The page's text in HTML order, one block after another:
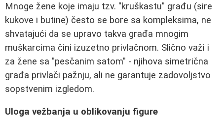
Mnoge žene koje imaju tzv. "kruškastu" građu (sire
kukove i butine) često se bore sa kompleksima, ne
shvatajući da se upravo takva građa mnogim
muškarcima čini izuzetno privlačnom. Slično važi i
za žene sa "pesčanim satom" - njihova simetrična
građa privlači pažnju, ali ne garantuje zadovoljstvo
sopstvenim izgledom.
Uloga vežbanja u oblikovanju figure